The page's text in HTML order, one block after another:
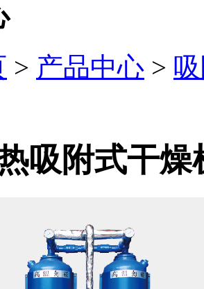
> 产品中心 >
吸附式干燥